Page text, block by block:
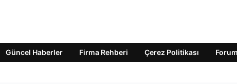
Güncel Haberler Firma Rehberi Çerez Politikası Forum